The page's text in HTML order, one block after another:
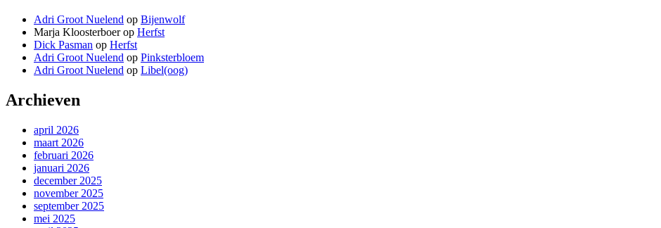
Adri Groot Nuelend op Bijenwolf
Marja Kloosterboerop Herfst
Dick Pasman op Herfst
Adri Groot Nuelend op Pinksterbloem
Adri Groot Nuelend op Libel(oog)
Archieven
april 2026
maart 2026
februari 2026
januari 2026
december 2025
november 2025
september 2025
mei 2025